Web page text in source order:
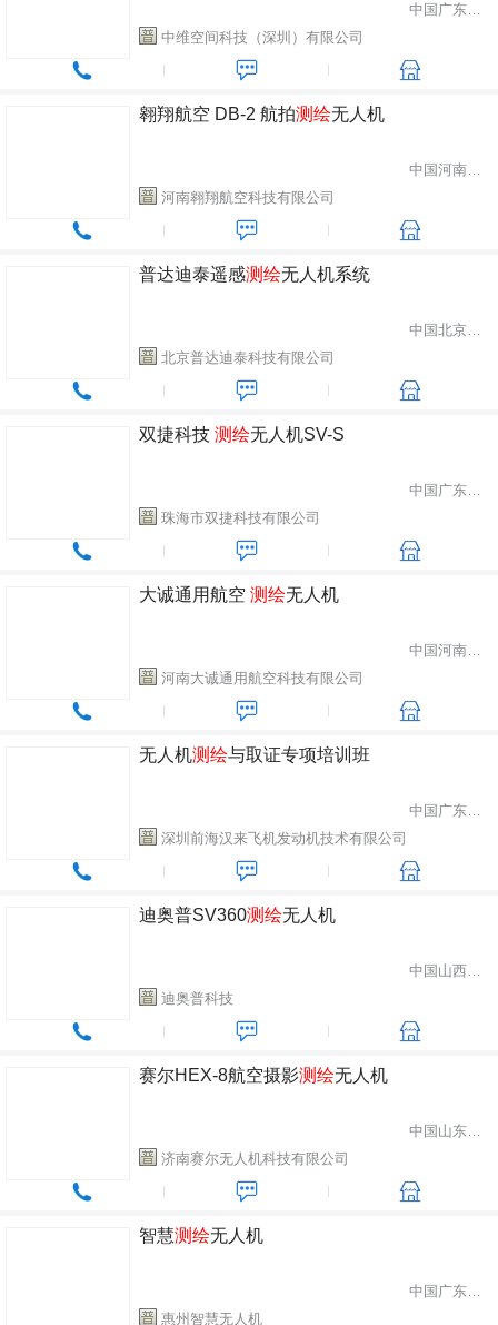
中国广东省深圳市
中维空间科技（深圳）有限公司
翱翔航空 DB-2 航拍测绘无人机
中国河南省郑州市
河南翱翔航空科技有限公司
普达迪泰遥感测绘无人机系统
中国北京市海淀区
北京普达迪泰科技有限公司
双捷科技 测绘无人机SV-S
中国广东省珠海市
珠海市双捷科技有限公司
大诚通用航空 测绘无人机
中国河南省郑州市
河南大诚通用航空科技有限公司
无人机测绘与取证专项培训班
中国广东省深圳市
深圳前海汉来飞机发动机技术有限公司
迪奥普SV360测绘无人机
中国山西省太原市
迪奥普科技
赛尔HEX-8航空摄影测绘无人机
中国山东省济南市
济南赛尔无人机科技有限公司
智慧测绘无人机
中国广东省惠州市
惠州智慧无人机